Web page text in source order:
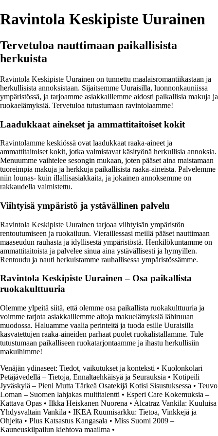
Ravintola Keskipiste Uurainen
Tervetuloa nauttimaan paikallisista
herkuista
Ravintola Keskipiste Uurainen on tunnettu maalaisromantiikastaan ja
herkullisista annoksistaan. Sijaitsemme Uuraisilla, luonnonkauniissa
ympäristössä, ja tarjoamme asiakkaillemme aidosti paikallisia makuja ja
ruokaelämyksiä. Tervetuloa tutustumaan ravintolaamme!
Laadukkaat ainekset ja ammattitaitoiset kokit
Ravintolamme keskiössä ovat laadukkaat raaka-aineet ja
ammattitaitoiset kokit, jotka valmistavat käsityönä herkullisia annoksia.
Menuumme vaihtelee sesongin mukaan, joten pääset aina maistamaan
tuoreimpia makuja ja herkkuja paikallisista raaka-aineista. Palvelemme
niin lounas- kuin illallisasiakkaita, ja jokainen annoksemme on
rakkaudella valmistettu.
Viihtyisä ympäristö ja ystävällinen palvelu
Ravintola Keskipiste Uurainen tarjoaa viihtyisän ympäristön
rentoutumiseen ja ruokailuun. Vieraillessasi meillä pääset nauttimaan
maaseudun rauhasta ja idyllisestä ympäristöstä. Henkilökuntamme on
ammattitaitoista ja palvelee sinua aina ystävällisesti ja hymyillen.
Rentoudu ja nauti herkuistamme rauhallisessa ympäristössämme.
Ravintola Keskipiste Uurainen – Osa paikallista
ruokakulttuuria
Olemme ylpeitä siitä, että olemme osa paikallista ruokakulttuuria ja
voimme tarjota asiakkaillemme aitoja makuelämyksiä lähiruuan
muodossa. Haluamme vaalia perinteitä ja tuoda esille Uuraisilla
kasvatettujen raaka-aineiden parhaat puolet ruokalistallamme. Tule
tutustumaan paikalliseen ruokatarjontaamme ja ihastu herkullisiin
makuihimme!
Venäjän ydinaseet: Tiedot, vaikutukset ja konteksti • Kuolonkolari
Petäjävedellä – Tietoja, Ennaltaehkäisyä ja Seurauksia • Kotipeili
Jyväskylä – Pieni Mutta Tärkeä Osatekijä Kotisi Sisustuksessa • Teuvo
Loman – Suomen lahjakas multitalentti • Esperi Care Kokemuksia –
Kattava Opas • Ilkka Heiskanen Nuorena • Alcatraz Vankila: Kuuluisa
Yhdysvaltain Vankila • IKEA Ruumisarkku: Tietoa, Vinkkejä ja
Ohjeita • Plus Katsastus Kangasala • Miss Suomi 2009 –
Kauneuskilpailun kiehtova maailma •